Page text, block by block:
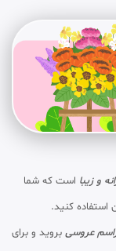
و زیبا است که شما
استفاده کنید.
عروسی بروید و برای